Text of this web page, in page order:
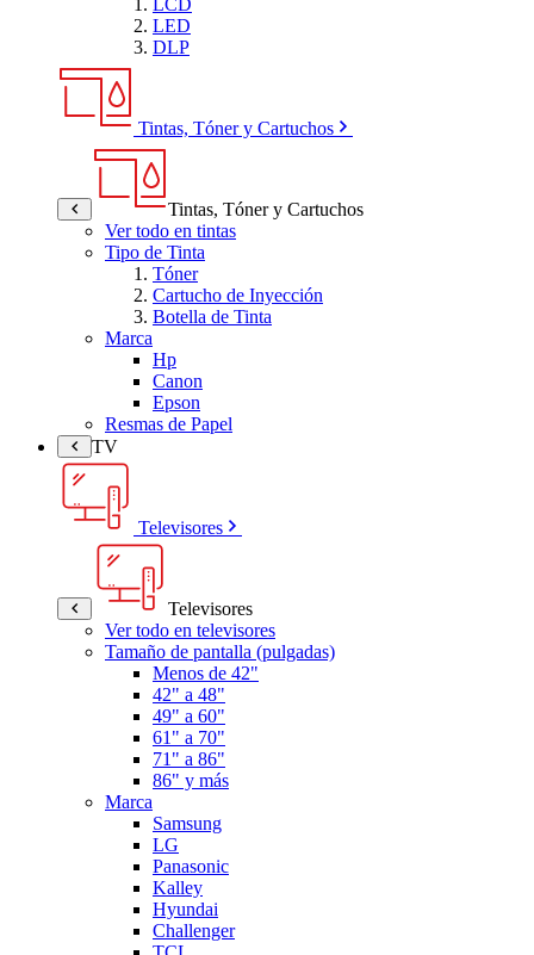
LED
DLP
Tintas, Tóner y Cartuchos
Tintas, Tóner y Cartuchos
Ver todo en tintas
Tipo de Tinta
Tóner
Cartucho de Inyección
Botella de Tinta
Marca
Hp
Canon
Epson
Resmas de Papel
TV
Televisores
Televisores
Ver todo en televisores
Tamaño de pantalla (pulgadas)
Menos de 42"
42" a 48"
49" a 60"
61" a 70"
71" a 86"
86" y más
Marca
Samsung
LG
Panasonic
Kalley
Hyundai
Challenger